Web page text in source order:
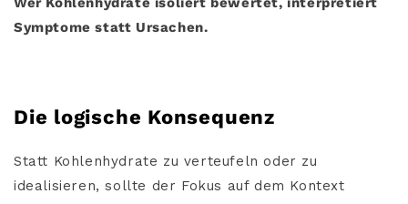
Symptome statt Ursachen.
Die logische Konsequenz
Statt Kohlenhydrate zu verteufeln oder zu
idealisieren, sollte der Fokus auf dem Kontext